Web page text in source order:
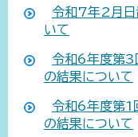
令和7年2月日
いて
令和6年度第3
の結果について
令和6年度第1
の結果について